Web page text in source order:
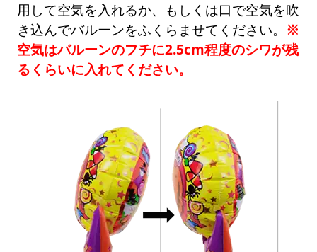
用して空気を入れるか、もしくは口で空気を吹
き込んでバルーンをふくらませてください。 ※
空気はバルーンのフチに2.5cm程度のシワが残
るくらいに入れてください。